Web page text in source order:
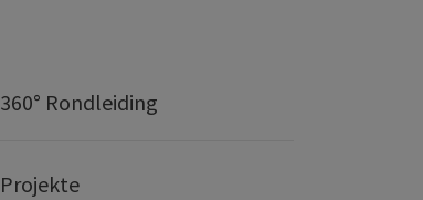
360° Rondleiding
Projekte